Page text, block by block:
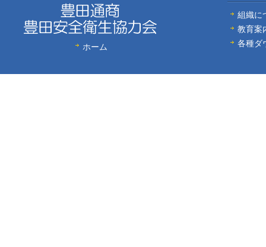
ホーム
組織に
教育案
各種ダ